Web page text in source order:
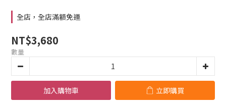
全店，全店滿額免運
NT$3,680
數量
加入購物車 立即購買